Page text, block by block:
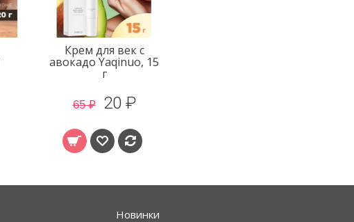
Крем для век с
авокадо Yaqinuo, 15
г
65 ₽ 20 ₽
Новинки